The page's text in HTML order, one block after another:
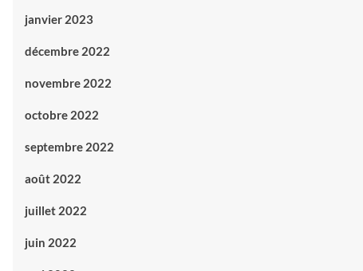
janvier 2023
décembre 2022
novembre 2022
octobre 2022
septembre 2022
août 2022
juillet 2022
juin 2022